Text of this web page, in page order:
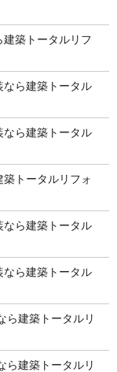
築トータルリフ
ら建築トータル
ら建築トータル
トータルリフォ
ら建築トータル
ら建築トータル
ら建築トータルリ
ら建築トータルリ